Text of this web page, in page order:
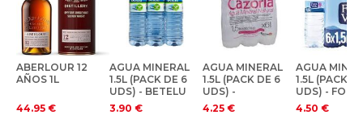
ABERLOUR 12
AÑOS 1L
44.95 €
AGUA MINERAL
1.5L (PACK DE 6
UDS) - BETELU
3.90 €
AGUA MINERAL
1.5L (PACK DE 6
UDS) -
CARZORLA
4.25 €
AGUA
1.5L (PACK
UDS) - FONT
VELLA
4.50 €